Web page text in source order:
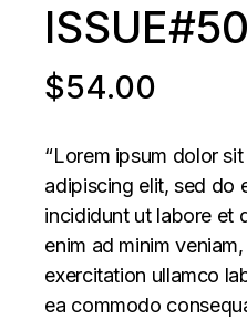
ISSUE#50
$54.00
“Lorem ipsum dolor
adipiscing elit, sed do
incididunt ut labore et
enim ad minim
exercitation ullamco
ea commodo